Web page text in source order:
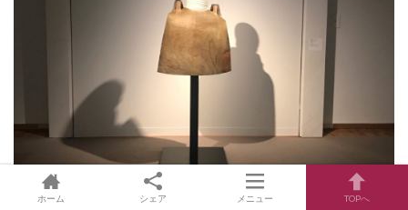
ホーム シェア メニュー TOPへ